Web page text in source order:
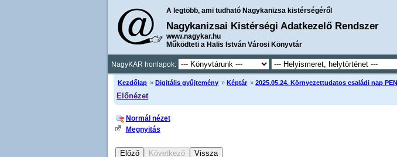
A legtöbb, ami tudható Nagykanizsa kistérségéről
Nagykanizsai Kistérségi Adatkezelő Rendszer
www.nagykar.hu
Működteti a Halis István Városi Könyvtár
NagyKAR honlapok:
Kezdőlap » Digitális gyűjtemény » Képtár »2025.05.24. Környezettudatos családi nap PEN
Előnézet
Normál nézet
Megnyitás